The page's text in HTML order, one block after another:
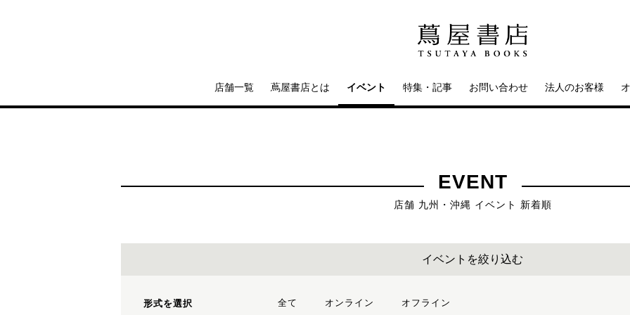
店舗一覧 蔦屋書店とは イベント 特集・記事 お問い合わせ 法人のお客様
EVENT
店舗 九州・沖縄 イベント 新着順
イベントを絞り込む
形式を選択 全て オンライン オフライン